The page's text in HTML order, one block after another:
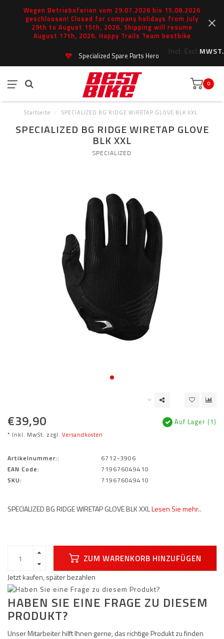
Wegen Betriebsferien vom 29.07.2026 bis 15.08.2026
geschlossen! Closed for company holidays from July
29th to August 15th, 2026. Shipping will resume
August 17th, 2026. Happy Trails Team bestbike
Incl. Excl.MWST.
Specialized Spare Parts Hero
0
Startseite / SPECIALIZED BG RIDGE WIRETAP GLOVE BLK XXL
SPECIALIZED BG RIDGE WIRETAP GLOVE
BLK XXL
SPECIALIZED
€39,90
* Inkl. MwSt. zzgl. Versandkosten
Auf Lager (1)
Artikelnummer::
6712-3906
EAN Code:
719676049410
SKU:
719676049410
SPECIALIZED BG RIDGE WIRETAP GLOVE BLK XXLLesen Sie mehr..
ZUM WARENKORB HINZUFÜGEN
Jetzt kaufen, später bezahlen
HABEN SIE EINE FRAGE ZU DIESEM
PRODUKT?
Unser Mitarbeiter hilft Ihnen gerne, das richtige Produkt zu finden